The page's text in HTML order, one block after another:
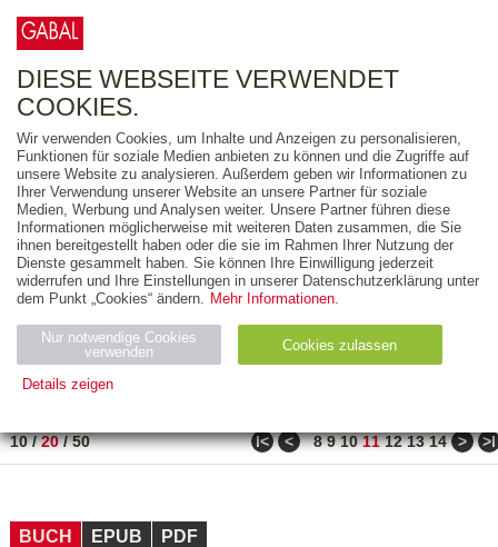
FREITEXT
AUSGABEART
AUS DER REIHE
ZUM THEMA
Neuerscheinung
Bestseller
PREIS
10/20/50 ǀ< < 8 9 10 11 12 13 14 > >ǀ
BUCH EPUB PDF
DIESE WEBSEITE VERWENDET
COOKIES.
Wir verwenden Cookies, um Inhalte und Anzeigen zu personalisieren,
Funktionen für soziale Medien anbieten zu können und die Zugriffe auf
unsere Website zu analysieren. Außerdem geben wir Informationen zu
Ihrer Verwendung unserer Website an unsere Partner für soziale
Medien, Werbung und Analysen weiter. Unsere Partner führen diese
Informationen möglicherweise mit weiteren Daten zusammen, die Sie
ihnen bereitgestellt haben oder die sie im Rahmen Ihrer Nutzung der
Dienste gesammelt haben. Sie können Ihre Einwilligung jederzeit
widerrufen und Ihre Einstellungen in unserer Datenschutzerklärung unter
dem Punkt „Cookies“ ändern. Mehr Informationen.
Nur notwendige Cookies
verwenden
Cookies zulassen
Details zeigen
Name Zweck
Ty
ESSION
_ID
verlag.
de
Session verwendet